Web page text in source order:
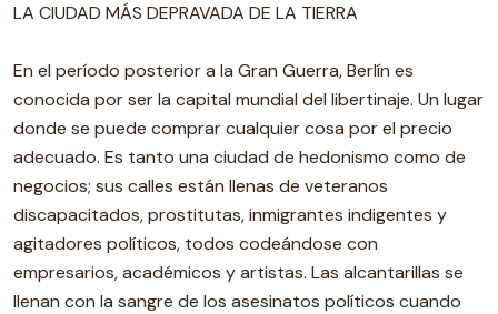
LA CIUDAD MÁS DEPRAVADA DE LA TIERRA
En el período posterior a la Gran Guerra, Berlín es
conocida por ser la capital mundial del libertinaje. Un lugar
donde se puede comprar cualquier cosa por el precio
adecuado. Es tanto una ciudad de hedonismo como de
negocios; sus calles están llenas de veteranos
discapacitados, prostitutas, inmigrantes indigentes y
agitadores políticos, todos codeándose con
empresarios, académicos y artistas. Las alcantarillas se
llenan con la sangre de los asesinatos políticos cuando